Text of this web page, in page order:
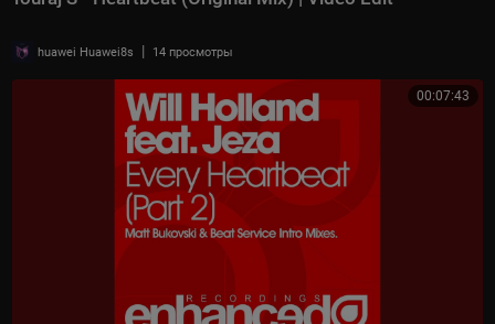
huawei Huawei8s | 14 просмотры
00:07:43